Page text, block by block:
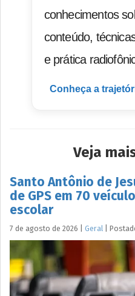
conhecimentos
conteúdo,
e prática
Conheça a
Veja
Santo Antônio de
de GPS em 70
escolar
7 de agosto de 2026 Geral